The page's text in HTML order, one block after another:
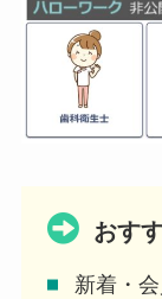
おす
新着・